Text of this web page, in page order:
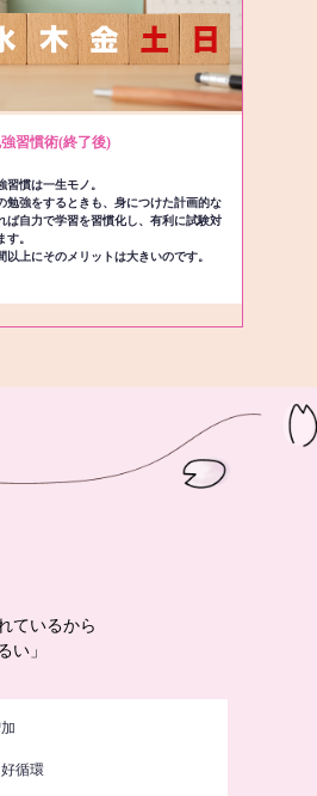
習慣術(終了後)
慣は一生モノ。
勉強をするときも、身につけた計画的な
ば自力で学習を習慣化し、有利に試験対
。
上にそのメリットは大きいのです。
ているから
い」
循環